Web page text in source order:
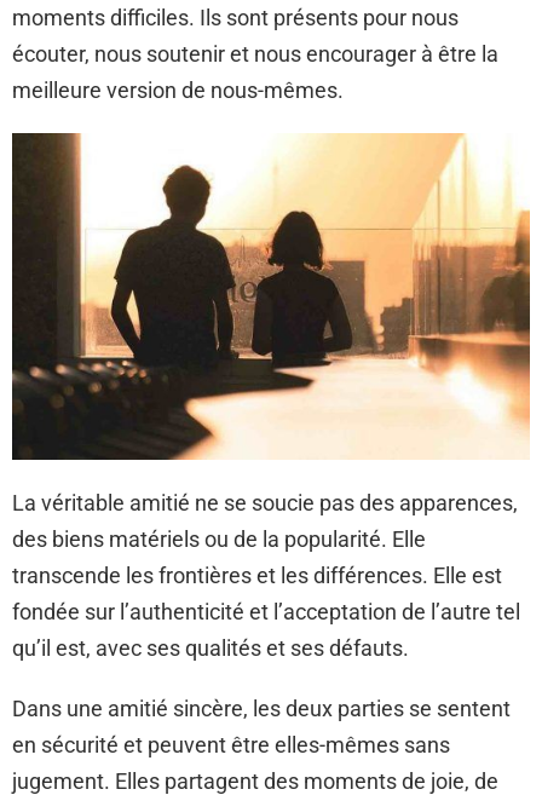
moments difficiles. Ils sont présents pour nous
écouter, nous soutenir et nous encourager à être la
meilleure version de nous-mêmes.
La véritable amitié ne se soucie pas des apparences,
des biens matériels ou de la popularité. Elle
transcende les frontières et les différences. Elle est
fondée sur l’authenticité et l’acceptation de l’autre tel
qu’il est, avec ses qualités et ses défauts.
Dans une amitié sincère, les deux parties se sentent
en sécurité et peuvent être elles-mêmes sans
jugement. Elles partagent des moments de joie, de